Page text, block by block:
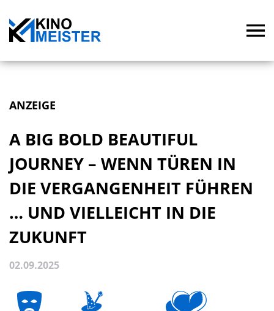
ANZEIGE
A BIG BOLD BEAUTIFUL
JOURNEY – WENN TÜREN IN
DIE VERGANGENHEIT FÜHREN
… UND VIELLEICHT IN DIE
ZUKUNFT
02.09.2025